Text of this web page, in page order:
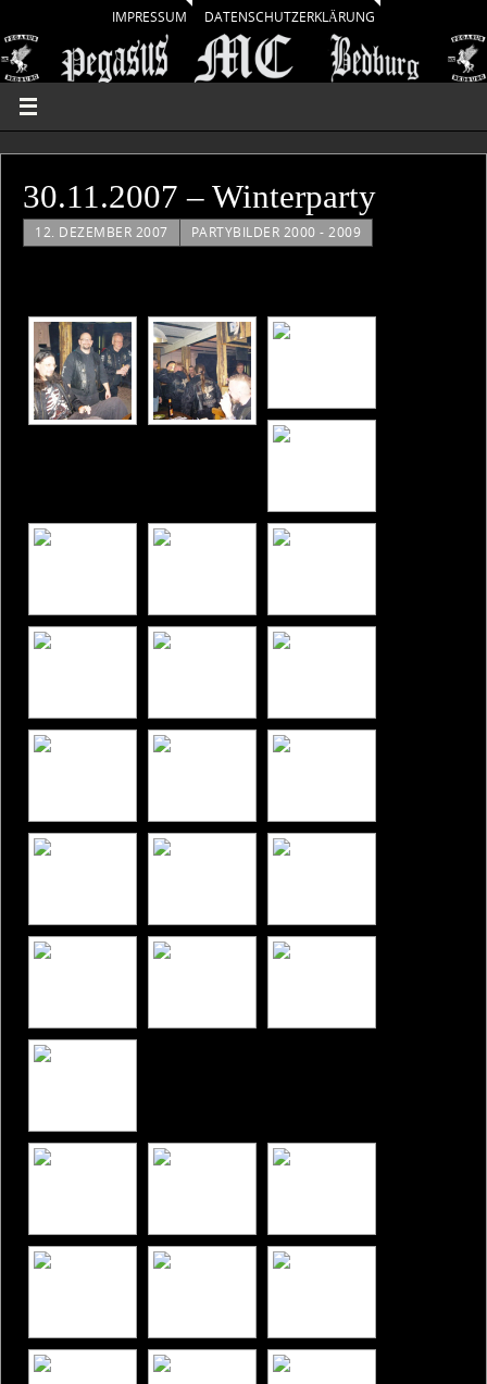
IMPRESSUM DATENSCHUTZERKLÄRUNG
30.11.2007 – Winterparty
12. DEZEMBER 2007 PARTYBILDER 2000 - 2009